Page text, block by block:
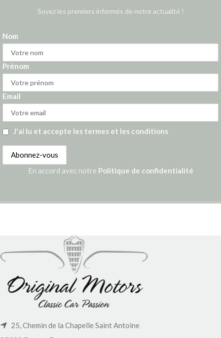
Soyez les premiers informés de notre actualité !
Nom
Prénom
Email
J'ai lu et accepte les termes et les conditions
En accord avec notre Politique de confidentialité
25, Chemin de la Chapelle Saint Antoine